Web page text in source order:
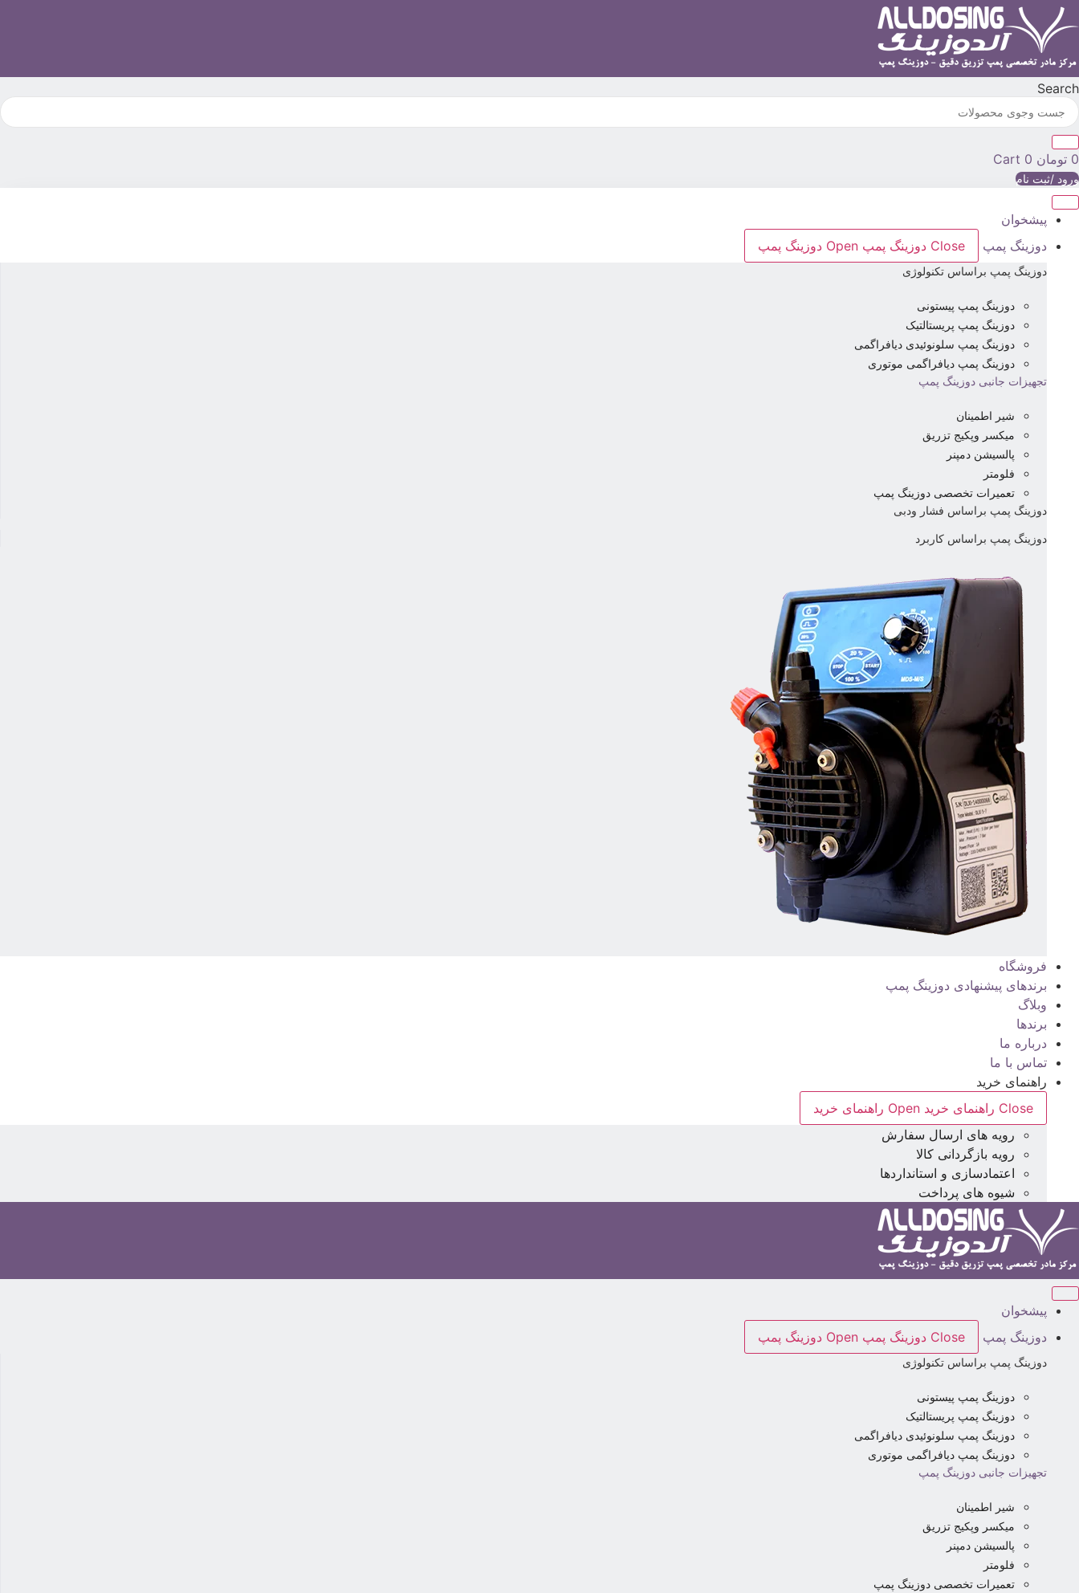
پرش
به
Search
0 تومان 0
Cart
ورود /ثبت نام
پیشخوان
دوزینگ پمپ
Close دوزینگ پمپ Open دوزینگ پمپ
دوزینگ پمپ براساس تکنولوژی
دوزینگ پمپ پیستونی
دوزینگ پمپ پریستالتیک
دوزینگ پمپ سلونوئیدی دیافراگمی
دوزینگ پمپ دیافراگمی موتوری
تجهیزات جانبی دوزینگ پمپ
شیر اطمینان
میکسر وپکیج تزریق
پالسیشن دمپنر
فلومتر
تعمیرات تخصصی دوزینگ پمپ
دوزینگ پمپ براساس فشار ودبی
دوزینگ پمپ براساس کاربرد
فروشگاه
برندهای پیشنهادی دوزینگ پمپ
وبلاگ
برندها
درباره ما
تماس با ما
راهنمای خرید
Close راهنمای خرید
Open راهنمای خرید
رویه های ارسال سفارش
رویه بازگردانی کالا
اعتمادسازی و استانداردها
شیوه های پرداخت
پیشخوان
دوزینگ پمپ
Close دوزینگ پمپ Open دوزینگ پمپ
دوزینگ پمپ براساس تکنولوژی
دوزینگ پمپ پیستونی
دوزینگ پمپ پریستالتیک
دوزینگ پمپ سلونوئیدی دیافراگمی
دوزینگ پمپ دیافراگمی موتوری
تجهیزات جانبی دوزینگ پمپ
شیر اطمینان
میکسر وپکیج تزریق
پالسیشن دمپنر
فلومتر
تعمیرات تخصصی دوزینگ پمپ